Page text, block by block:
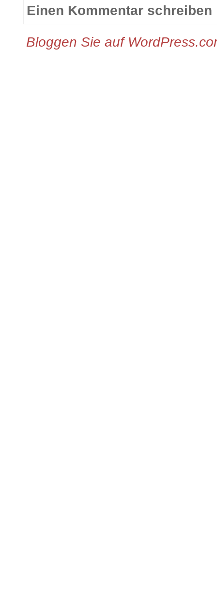
Einen Kommentar schreiben
Bloggen Sie auf